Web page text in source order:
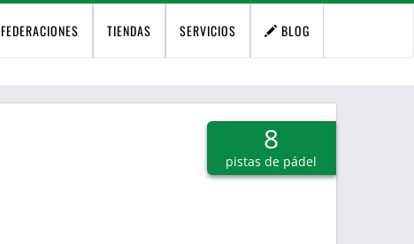
FEDERACIONES TIENDAS SERVICIOS BLOG
8
pistas de pádel